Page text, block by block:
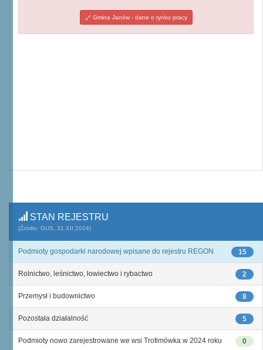
Gmina Janów - dane o rynku pracy
STAN REJESTRU
(Źródło: GUS, 31.XII.2024)
15
Podmioty gospodarki narodowej wpisane do rejestru REGON
2
Rolnictwo, leśnictwo, łowiectwo i rybactwo
8
Przemysł i budownictwo
5
Pozostała działalność
0
Podmioty nowo zarejestrowane we wsi Trofimówka w 2024 roku